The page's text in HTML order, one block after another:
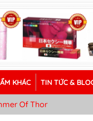
KHÁC TIN TỨC &
Of Thor